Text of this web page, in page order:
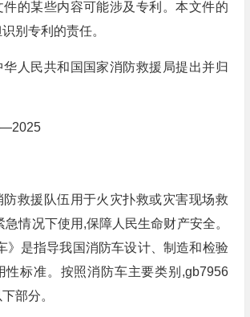
件的某些内容可能涉及专利。本文件的
别专利的责任。
华人民共和国国家消防救援局提出并归
防救援队伍用于火灾扑救或灾害现场救
情况下使用,保障人民生命财产安全。
》是指导我国消防车设计、制造和检验
性标准。按照消防车主要类别,gb7956
部分。